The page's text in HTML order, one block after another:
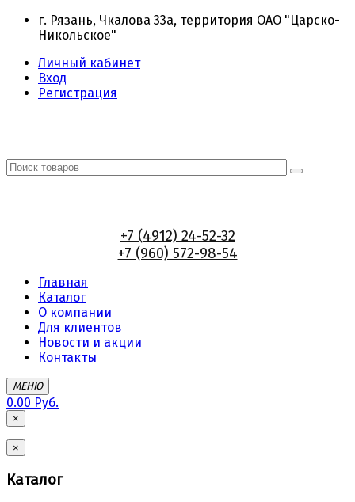
г. Рязань, Чкалова 33а, территория ОАО "Царско-
Никольское"
Личный кабинет
Вход
Регистрация
+7 (4912) 24-52-32
+7 (960) 572-98-54
Главная
Каталог
О компании
Для клиентов
Новости и акции
Контакты
МЕНЮ
0.00 Руб.
×
×
Каталог